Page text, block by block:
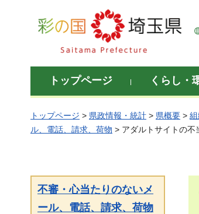
彩の国 埼玉県
トップページ くらし・
トップページ > 県政情報・統計 > 県概要 >
ル、電話、請求、荷物 > アダルトサイトの不
不審・心当たりのないメ
ール、電話、請求、荷物